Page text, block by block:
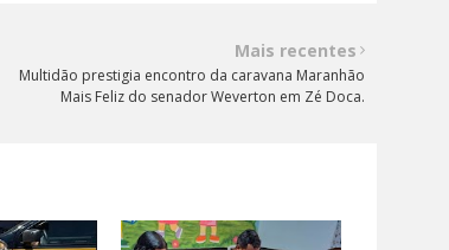
Mais recentes
Multidão prestigia encontro da caravana Maranhão
Mais Feliz do senador Weverton em Zé Doca.